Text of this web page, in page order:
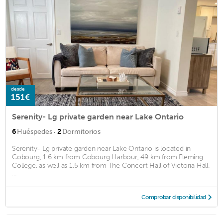
desde
151€
Serenity- Lg private garden near Lake Ontario
6Huéspedes · 2Dormitorios
Serenity- Lg private garden near Lake Ontario is located in
Cobourg, 1.6 km from Cobourg Harbour, 49 km from Fleming
College, as well as 1.5 km from The Concert Hall of Victoria Hall.
...
Comprobar disponibilidad